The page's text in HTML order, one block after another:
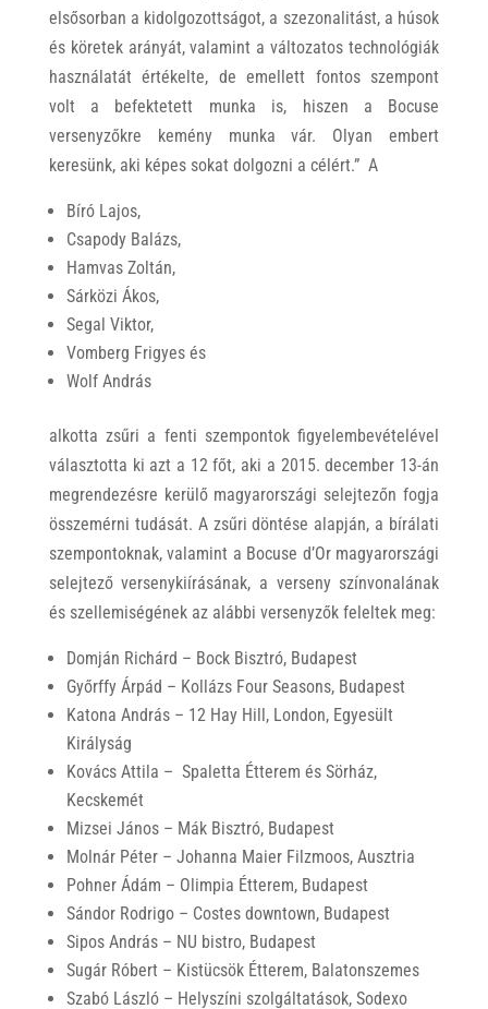
elsősorban a kidolgozottságot, a szezonalitást, a húsok
és köretek arányát, valamint a változatos technológiák
használatát értékelte, de emellett fontos szempont
volt a befektetett munka is, hiszen a Bocuse
versenyzőkre kemény munka vár. Olyan embert
keresünk, aki képes sokat dolgozni a célért.” A
Bíró Lajos,
Csapody Balázs,
Hamvas Zoltán,
Sárközi Ákos,
Segal Viktor,
Vomberg Frigyes és
Wolf András
alkotta zsűri a fenti szempontok figyelembevételével
választotta ki azt a 12 főt, aki a 2015. december 13-án
megrendezésre kerülő magyarországi selejtezőn fogja
összemérni tudását. A zsűri döntése alapján, a bírálati
szempontoknak, valamint a Bocuse d’Or magyarországi
selejtező versenykiírásának, a verseny színvonalának
és szellemiségének az alábbi versenyzők feleltek meg:
Domján Richárd – Bock Bisztró, Budapest
Győrffy Árpád – Kollázs Four Seasons, Budapest
Katona András – 12 Hay Hill, London, Egyesült
Királyság
Kovács Attila – Spaletta Étterem és Sörház,
Kecskemét
Mizsei János – Mák Bisztró, Budapest
Molnár Péter – Johanna Maier Filzmoos, Ausztria
Pohner Ádám – Olimpia Étterem, Budapest
Sándor Rodrigo – Costes downtown, Budapest
Sipos András – NU bistro, Budapest
Sugár Róbert – Kistücsök Étterem, Balatonszemes
Szabó László – Helyszíni szolgáltatások, Sodexo